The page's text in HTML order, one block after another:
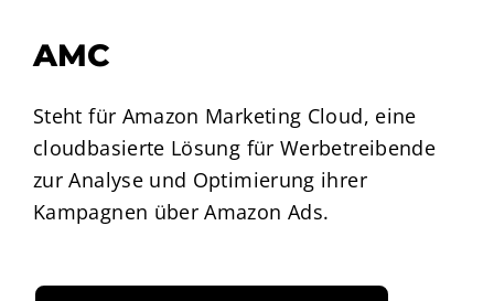
AMC
Steht für Amazon Marketing Cloud, eine
cloudbasierte Lösung für Werbetreibende
zur Analyse und Optimierung ihrer
Kampagnen über Amazon Ads.